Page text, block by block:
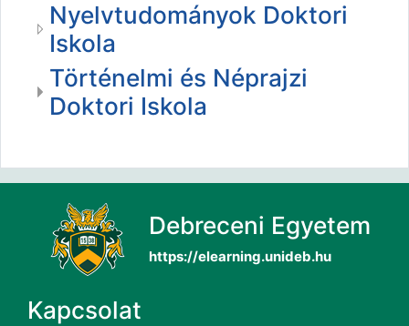
Nyelvtudományok Doktori
Iskola
Történelmi és Néprajzi
Doktori Iskola
Debreceni Egyetem
https://elearning.unideb.hu
Kapcsolat